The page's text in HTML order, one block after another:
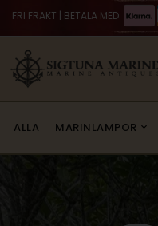
FRI FRAKT | BETALA MED
ALLA MARINLAMPOR